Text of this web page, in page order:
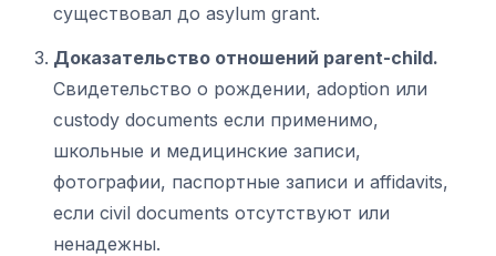
существовал до asylum grant.
Доказательство отношений parent-child.
Свидетельство о рождении, adoption или
custody documents если применимо,
школьные и медицинские записи,
фотографии, паспортные записи и affidavits,
если civil documents отсутствуют или
ненадежны.